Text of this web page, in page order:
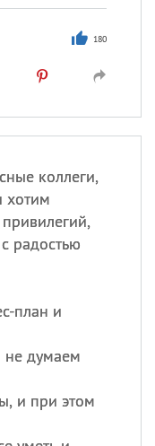
180
коллеги,
хотим
радостью
план и
не думаем
и при этом